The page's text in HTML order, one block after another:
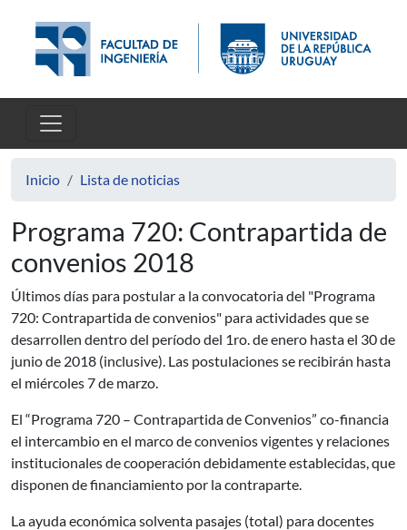
Inicio Lista de noticias
Programa 720: Contrapartida de
convenios 2018
Últimos días para postular a la convocatoria del "Programa
720: Contrapartida de convenios" para actividades que se
desarrollen dentro del período del 1ro. de enero hasta el 30 de
junio de 2018 (inclusive). Las postulaciones se recibirán hasta
el miércoles 7 de marzo.
El “Programa 720 – Contrapartida de Convenios” co-financia
el intercambio en el marco de convenios vigentes y relaciones
institucionales de cooperación debidamente establecidas, que
disponen de financiamiento por la contraparte.
La ayuda económica solventa pasajes (total) para docentes